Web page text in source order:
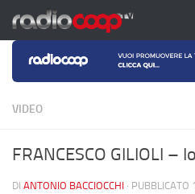
Salta al contenuto
VIDEO
FRANCESCO GILIOLI –
DI ANTONIO BACCIOCCHI · PUBBLICATO